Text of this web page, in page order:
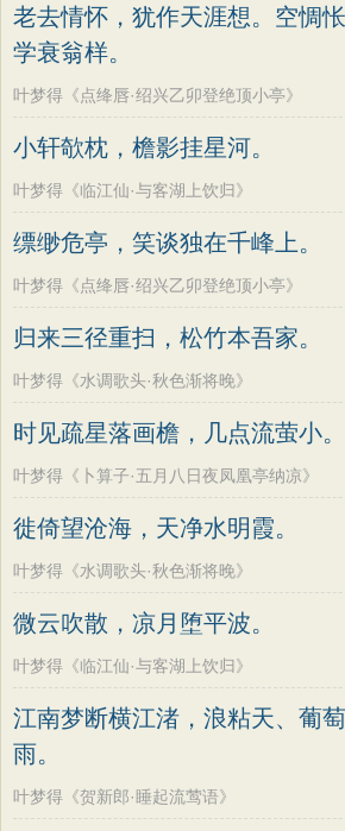
老去情怀，犹作天涯想。空惆
学衰翁样。
叶梦得《点绛唇·绍兴乙卯登绝顶小亭》
小轩欹枕，檐影挂星河。
叶梦得《临江仙·与客湖上饮归》
缥缈危亭，笑谈独在千峰上。
叶梦得《点绛唇·绍兴乙卯登绝顶小亭》
归来三径重扫，松竹本吾家。
叶梦得《水调歌头·秋色渐将晚》
时见疏星落画檐，几点流萤小。
叶梦得《卜算子·五月八日夜凤凰亭纳凉》
徙倚望沧海，天净水明霞。
叶梦得《水调歌头·秋色渐将晚》
微云吹散，凉月堕平波。
叶梦得《临江仙·与客湖上饮归》
江南梦断横江渚，浪粘天、葡
雨。
叶梦得《贺新郎·睡起流莺语》